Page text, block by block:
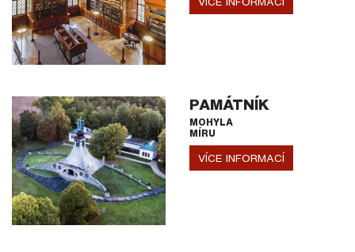
PAMÁTNÍK
MOHYLA
MÍRU
VÍCE INFORMACÍ